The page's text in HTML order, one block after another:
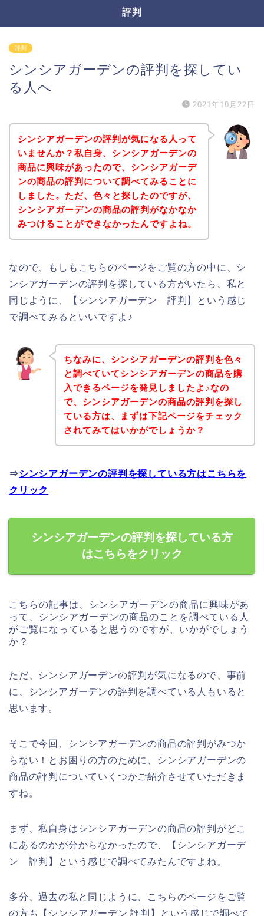
評判
評判
シンシアガーデンの評判を探してい
る人へ
2021年10月22日
シンシアガーデンの評判が気になる人って
いませんか？私自身、シンシアガーデンの
商品に興味があったので、シンシアガーデ
ンの商品の評判について調べてみることに
しました。ただ、色々と探したのですが、
シンシアガーデンの商品の評判がなかなか
みつけることができなかったんですよね。
なので、もしもこちらのページをご覧の方の中に、シ
ンシアガーデンの評判を探している方がいたら、私と
同じように、【シンシアガーデン 評判】という感じ
で調べてみるといいですよ♪
ちなみに、シンシアガーデンの評判を色々
と調べていてシンシアガーデンの商品を購
入できるページを発見しましたよ♪なの
で、シンシアガーデンの商品の評判を探し
ている方は、まずは下記ページをチェック
されてみてはいかがでしょうか？
⇒シンシアガーデンの評判を探している方はこちらを
クリック
シンシアガーデンの評判を探している方
はこちらをクリック
こちらの記事は、シンシアガーデンの商品に興味があ
って、シンシアガーデンの商品のことを調べている人
がご覧になっていると思うのですが、いかがでしょう
か？
ただ、シンシアガーデンの評判が気になるので、事前
に、シンシアガーデンの評判を調べている人もいると
思います。
そこで今回、シンシアガーデンの商品の評判がみつか
らない！とお困りの方のために、シンシアガーデンの
商品の評判についていくつかご紹介させていただきま
すね。
まず、私自身はシンシアガーデンの商品の評判がどこ
にあるのかが分からなかったので、【シンシアガーデ
ン 評判】という感じで調べてみたんですよね。
多分、過去の私と同じように、こちらのページをご覧
の方も【シンシアガーデン 評判】という感じで調べて